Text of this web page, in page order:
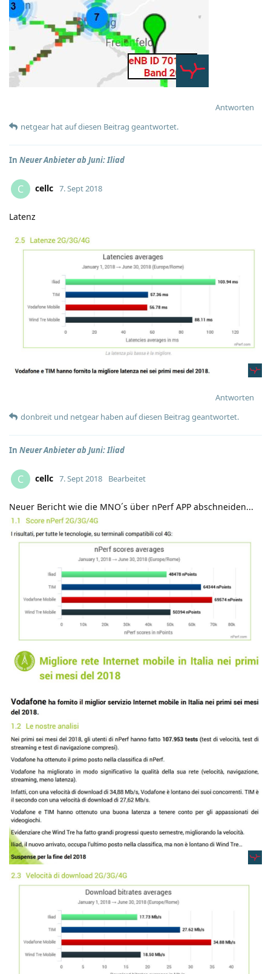
Antworten
netgear hatauf diesen Beitrag geantwortet.
In Neuer Anbieter ab Juni: Iliad
C cellc 7. Sept 2018
Latenz
Antworten
donbreit und netgear haben auf diesen Beitrag geantwortet.
In Neuer Anbieter ab Juni: Iliad
C cellc 7. Sept 2018 Bearbeitet
Neuer Bericht wie die MNO´s über nPerf APP abschneiden...